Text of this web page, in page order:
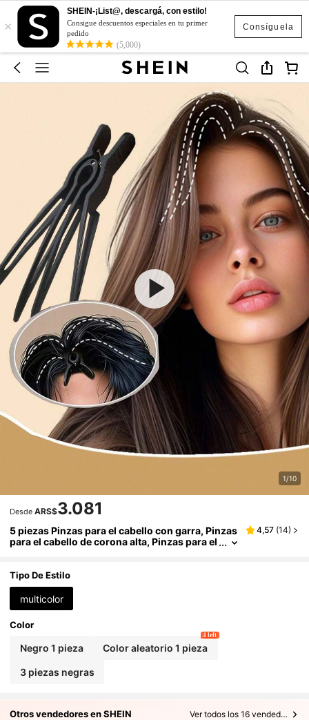
Consíguela
×
SHEIN-¡List@, descargá, con estilo!
Consigue descuentos especiales en tu primer
pedido
(5,000)
1/10
Desde ARS$3.081
5 piezas Pinzas para el cabello con garra, Pinzas
para el cabello de corona alta, Pinzas para el
4,57 (14)
Tipo De Estilo
multicolor
Color
Negro 1 pieza Color aleatorio 1 pieza
4 left
3 piezas negras
Otros vendedores en SHEIN Ver todos los 16 vendedores